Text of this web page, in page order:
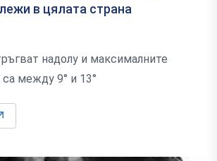
в цялата страна
надолу и максималните
между 9° и 13°